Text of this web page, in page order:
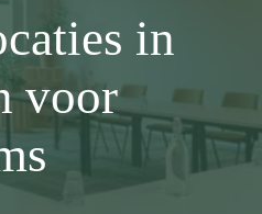
in
voor